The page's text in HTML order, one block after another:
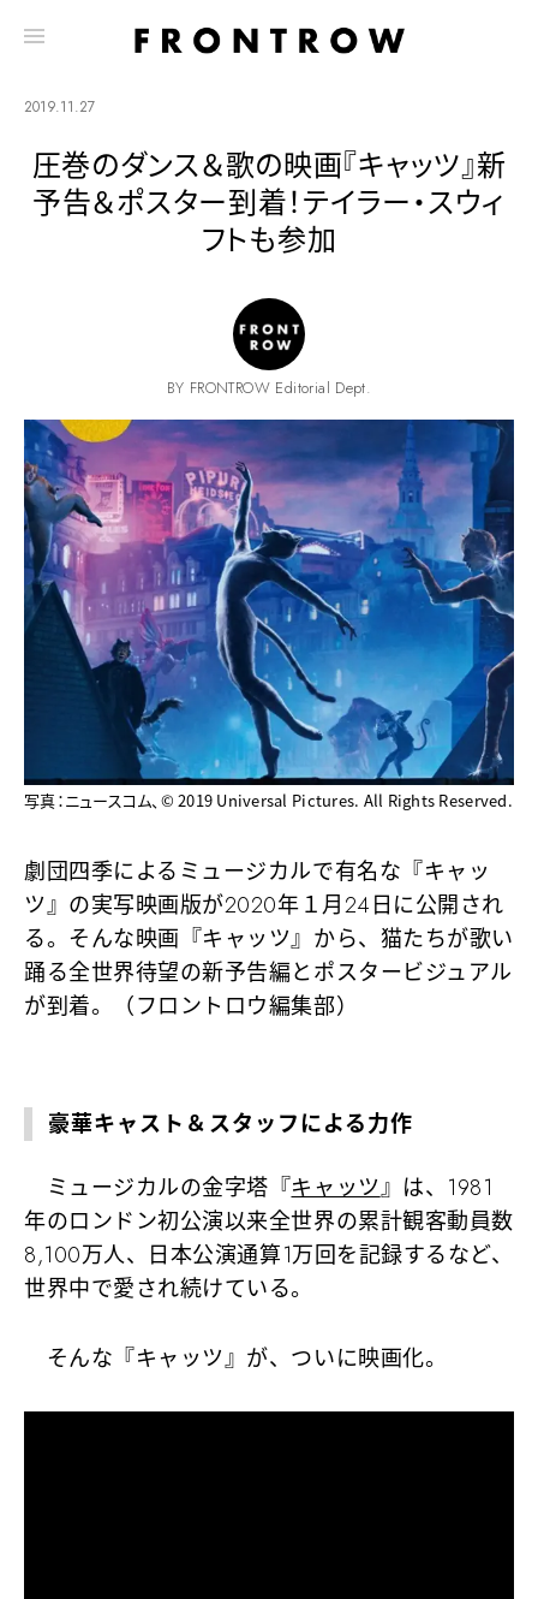
2019.11.27
圧巻のダンス＆歌の映画『キャッツ』新
予告＆ポスター到着！テイラー・スウィ
フトも参加
BY FRONTROW Editorial Dept.
写真：ニュースコム、© 2019 Universal Pictures. All Rights Reserved.
劇団四季によるミュージカルで有名な『キャッ
ツ』の実写映画版が2020年１月24日に公開され
る。そんな映画『キャッツ』から、猫たちが歌い
踊る全世界待望の新予告編とポスタービジュアル
が到着。（フロントロウ編集部）
豪華キャスト＆スタッフによる力作
ミュージカルの金字塔『キャッツ』は、1981
年のロンドン初公演以来全世界の累計観客動員数
8,100万人、日本公演通算1万回を記録するなど、
世界中で愛され続けている。
そんな『キャッツ』が、ついに映画化。